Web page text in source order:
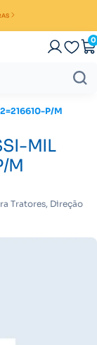
0
P/M
MIL
M
Tratores, Direção